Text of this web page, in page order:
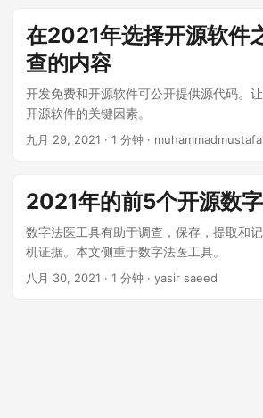
在2021年选择开源软件
查的内容
开发免费和开源软件可公开提供源代码。
开源软件的关键因素。
九月 29, 2021 · 1 分钟 · muhammadmustafa
2021年的前5个开源数
数字法医工具有助于调查，保存，提取和
机证据。本文侧重于数字法医工具。
八月 30, 2021 · 1 分钟 · yasir saeed